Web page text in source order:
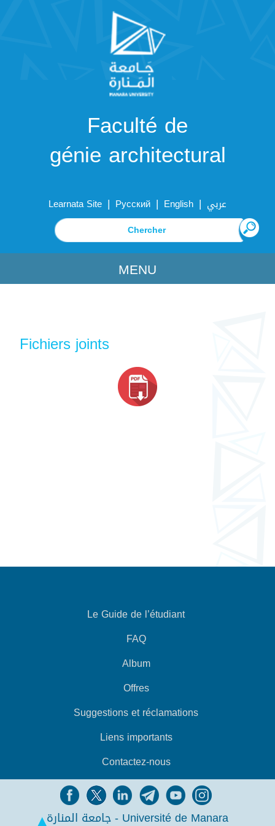
Faculté de
génie architectural
Learnata Site | Русский | English | عربي
MENU
Fichiers joints
Le Guide de l’étudiant
FAQ
Album
Offres
Suggestions et réclamations
Liens importants
Contactez-nous
جامعة المنارة - Université de Manara